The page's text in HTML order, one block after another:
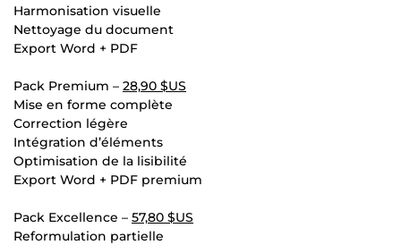
Harmonisation visuelle
Nettoyage du document
Export Word + PDF
Pack Premium – 28,90 $US
Mise en forme complète
Correction légère
Intégration d’éléments
Optimisation de la lisibilité
Export Word + PDF premium
Pack Excellence – 57,80 $US
Reformulation partielle